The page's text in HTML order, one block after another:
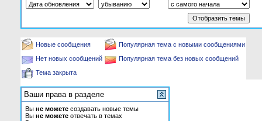
Новые сообщения
Популярная тема с новыми сообщениями
Нет новых сообщений
Популярная тема без новых сообщений
Тема закрыта
Ваши права в разделе
Вы не можете создавать новые темы
Вы не можете отвечать в темах